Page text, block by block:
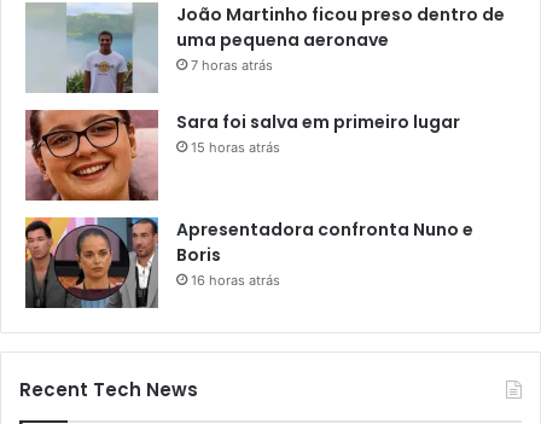
João Martinho ficou preso dentro de
uma pequena aeronave
7 horas atrás
Sara foi salva em primeiro lugar
15 horas atrás
Apresentadora confronta Nuno e
Boris
16 horas atrás
Recent Tech News